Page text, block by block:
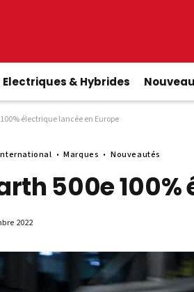
& Hybrides
électrique lancée en Europe
Marques Nouveautés
500e
2022